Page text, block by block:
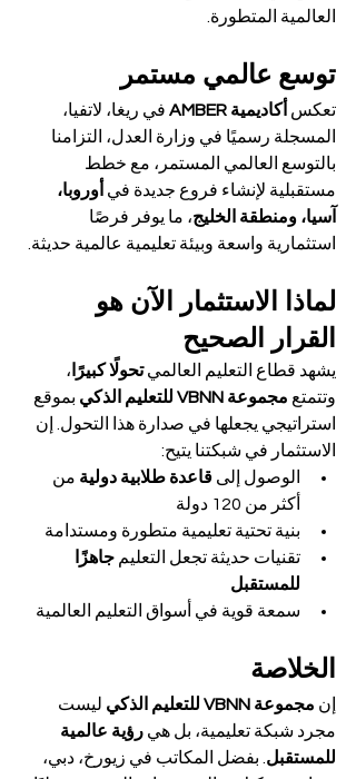
العالمية المتطورة.
توسع عالمي مستمر
تعكس أكاديمية AMBER
في ريغا، لاتفيا،
المسجلة رسميًا في وزارة العدل، التزامنا
بالتوسع العالمي المستمر، مع خطط
مستقبلية لإنشاء فروع جديدة في أوروبا،
آسيا، ومنطقة الخليج، ما يوفر فرصًا
استثمارية واسعة وبيئة تعليمية عالمية حديثة.
لماذا الاستثمار الآن هو
القرار الصحيح
يشهد قطاع التعليم العالمي تحولًا كبيرًا ،
وتتمتع مجموعة VBNN للتعليم الذكي
بموقع
استراتيجي يجعلها في صدارة هذا التحول. إن
الاستثمار في شبكتنا يتيح:
الوصول إلى قاعدة طلابية دولية من
أكثر من 120 دولة
بنية تحتية تعليمية متطورة ومستدامة
تقنيات حديثة تجعل التعليم جاهزًا
للمستقبل
سمعة قوية في أسواق التعليم العالمية
الخلاصة
إن مجموعة VBNN للتعليم الذكي
ليست
مجرد شبكة تعليمية، بل هي رؤية عالمية
للمستقبل . بفضل المكاتب في زيورخ، دبي،